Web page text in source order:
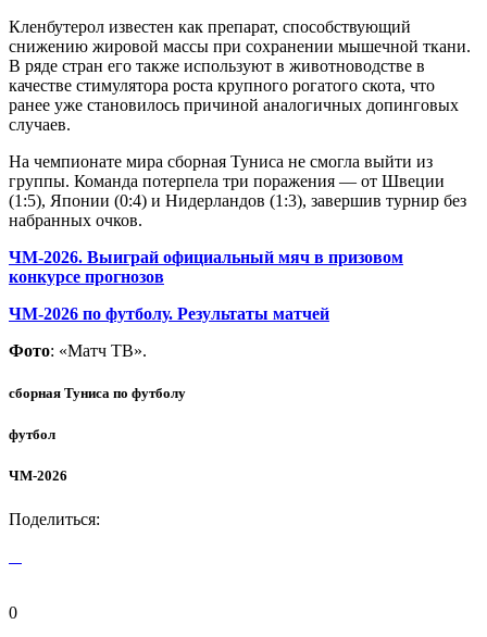
Кленбутерол известен как препарат, способствующий
снижению жировой массы при сохранении мышечной ткани.
В ряде стран его также используют в животноводстве в
качестве стимулятора роста крупного рогатого скота, что
ранее уже становилось причиной аналогичных допинговых
случаев.
На чемпионате мира сборная Туниса не смогла выйти из
группы. Команда потерпела три поражения — от Швеции
(1:5), Японии (0:4) и Нидерландов (1:3), завершив турнир без
набранных очков.
ЧМ-2026. Выиграй официальный мяч в призовом
конкурсе прогнозов
ЧМ-2026 по футболу. Результаты матчей
Фото: «Матч ТВ».
сборная Туниса по футболу
футбол
ЧМ-2026
Поделиться:
0